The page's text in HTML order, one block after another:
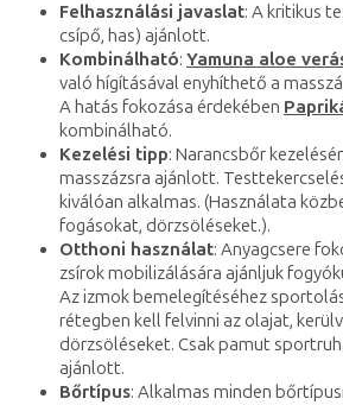
Felhasználási javaslat: A kritikus
csípő, has) ajánlott.
Kombinálható: Yamuna aloe
való hígításával enyhíthető a
A hatás fokozása érdekében
kombinálható.
Kezelési tipp: Narancsbőr
masszázsra ajánlott.
kiválóan alkalmas. (Használata
fogásokat, dörzsöléseket.).
Otthoni használat: Anyagcsere
zsírok mobilizálására ajánljuk
Az izmok bemelegítéséhez
rétegben kell felvinni az olajat,
dörzsöléseket. Csak pamut
ajánlott.
Bőrtípus: Alkalmas minden